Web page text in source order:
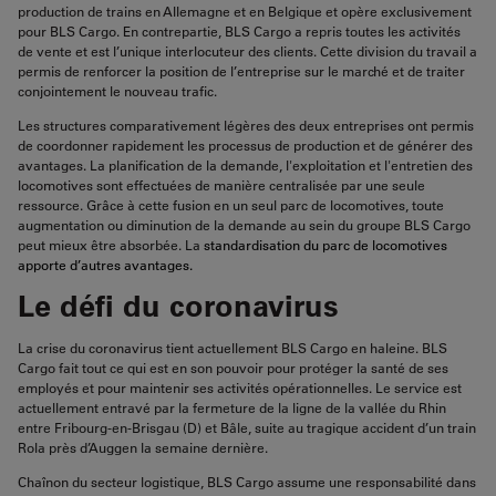
production de trains en Allemagne et en Belgique et opère exclusivement
pour BLS Cargo. En contrepartie, BLS Cargo a repris toutes les activités
de vente et est l’unique interlocuteur des clients. Cette division du travail a
permis de renforcer la position de l’entreprise sur le marché et de traiter
conjointement le nouveau trafic.
Les structures comparativement légères des deux entreprises ont permis
de coordonner rapidement les processus de production et de générer des
avantages. La planification de la demande, l'exploitation et l'entretien des
locomotivessont effectuées de manière centralisée par une seule
ressource. Grâce à cette fusion en un seul parc de locomotives, toute
augmentation ou diminution de la demande au sein du groupe BLS Cargo
peut mieux être absorbée. La standardisation du parc de locomotives
apporte d’autres avantages.
Le défi du coronavirus
La crise du coronavirus tient actuellement BLS Cargo en haleine. BLS
Cargo fait tout ce qui est en son pouvoir pour protéger la santé de ses
employés et pour maintenir ses activités opérationnelles. Le service est
actuellement entravé par la fermeture de la ligne de la vallée du Rhin
entre Fribourg-en-Brisgau (D) et Bâle, suite au tragique accident d’un train
Rola près d’Auggen la semaine dernière.
Chaînon du secteur logistique, BLS Cargo assume une responsabilité dans